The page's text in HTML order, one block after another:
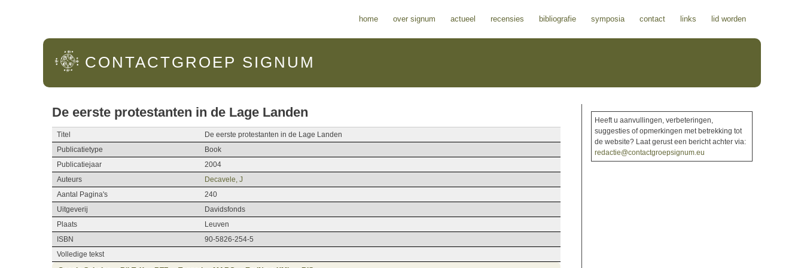
home over signum actueel recensies bibliografie symposia contact links lid worden
CONTACTGROEP SIGNUM
De eerste protestanten in de Lage Landen
Titel
De eerste protestanten in de Lage Landen
Publicatietype
Book
Publicatiejaar
2004
Auteurs
Decavele, J
Aantal Pagina's
240
Uitgeverij
Davidsfonds
Plaats
Leuven
ISBN
90-5826-254-5
Volledige tekst
Heeft u aanvullingen, verbeteringen,
suggesties of opmerkingen met betrekking tot
de website? Laat gerust een bericht achter via:
redactie@contactgroepsignum.eu